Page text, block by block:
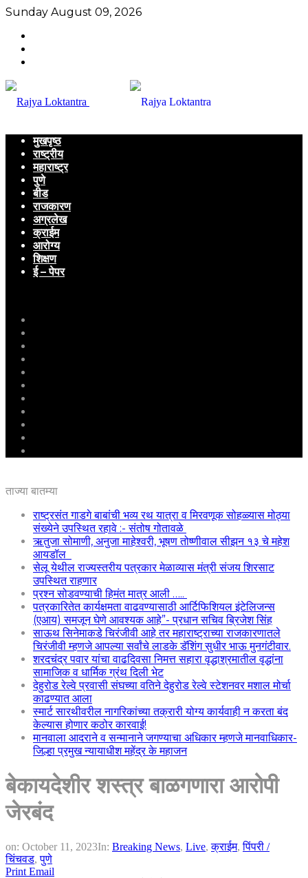
Sunday August 09, 2026
मुखपृष्ठ
राष्ट्रीय
महाराष्ट्र
पुणे
बीड
राजकारण
अग्रलेख
क्राईम
आरोग्य
शिक्षण
ई – पेपर
ताज्या बातम्या
राष्ट्रसंत गाडगे बाबांची भव्य रथ यात्रा व मिरवणूक सोहळ्यास मोठ्या
संख्येने उपस्थित रहावे :- संतोष गोतावळे
ऋतुजा सोमाणी, अनुजा माहेश्वरी, भूषण तोष्णीवाल सीझन १३ चे महेश
आयडॉल
सेलू येथील राज्यस्तरीय पत्रकार मेळाव्यास मंत्री संजय शिरसाट
उपस्थित राहणार
प्रश्न सोडवण्याची हिमंत मात्र आली …..
पत्रकारितेत कार्यक्षमता वाढवण्यासाठी आर्टिफिशियल इंटेलिजन्स
(एआय) समजून घेणे आवश्यक आहे”- प्रधान सचिव ब्रिजेश सिंह
साऊथ सिनेमाकडे चिरंजीवी आहे तर महाराष्ट्राच्या राजकारणातले
चिरंजीवी म्हणजे आपल्या सर्वांचे लाडके डॅशिंग सुधीर भाऊ मुनगंटीवार.
शरदचंद्र पवार यांचा वाढदिवसा निमत्त सहारा वृद्धाश्रमातील वृद्धांना
सामाजिक व धार्मिक ग्रंथ दिली भेट
देहुरोड रेल्वे प्रवासी संघच्या वतिने देहुरोड रेल्वे स्टेशनवर मशाल मोर्चा
काढण्यात आला
स्मार्ट सारथीवरील नागरिकांच्या तक्रारी योग्य कार्यवाही न करता बंद
केल्यास होणार कठोर कारवाई!
मानवाला आदराने व सन्मानाने जगण्याचा अधिकार म्हणजे मानवाधिकार-
जिल्हा प्रमुख न्यायाधीश महेंद्र के महाजन
बेकायदेशीर शस्त्र बाळगणारा आरोपी
जेरबंद
on: October 11, 2023In: Breaking News, Live,क्राईम,पिंपरी /
चिंचवड,पुणे
Print Email